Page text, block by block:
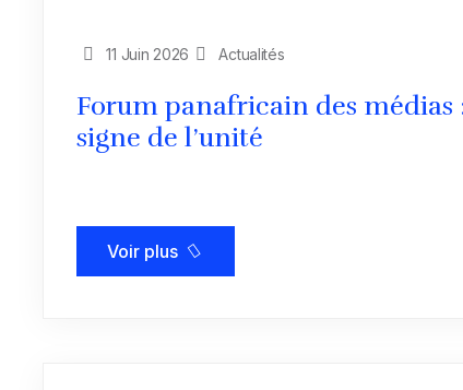
11 Juin 2026 Actualités
Forum panafricain des médias
signe de l’unité
Voir plus